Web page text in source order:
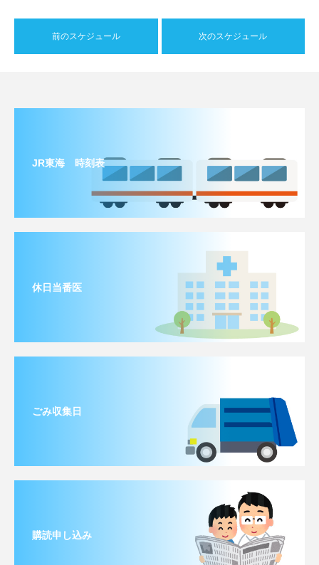
前のスケジュール 次のスケジュール
JR東海 時刻表
休日当番医
ごみ収集日
購読申し込み